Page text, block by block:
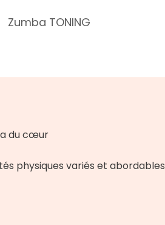
Zumba TONING
physiques variés et abordables